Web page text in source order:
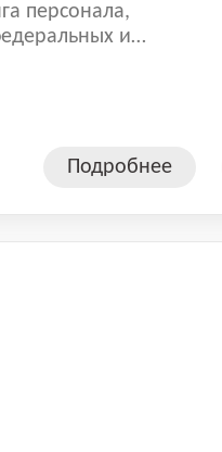
персонала,
и
из
Подробнее